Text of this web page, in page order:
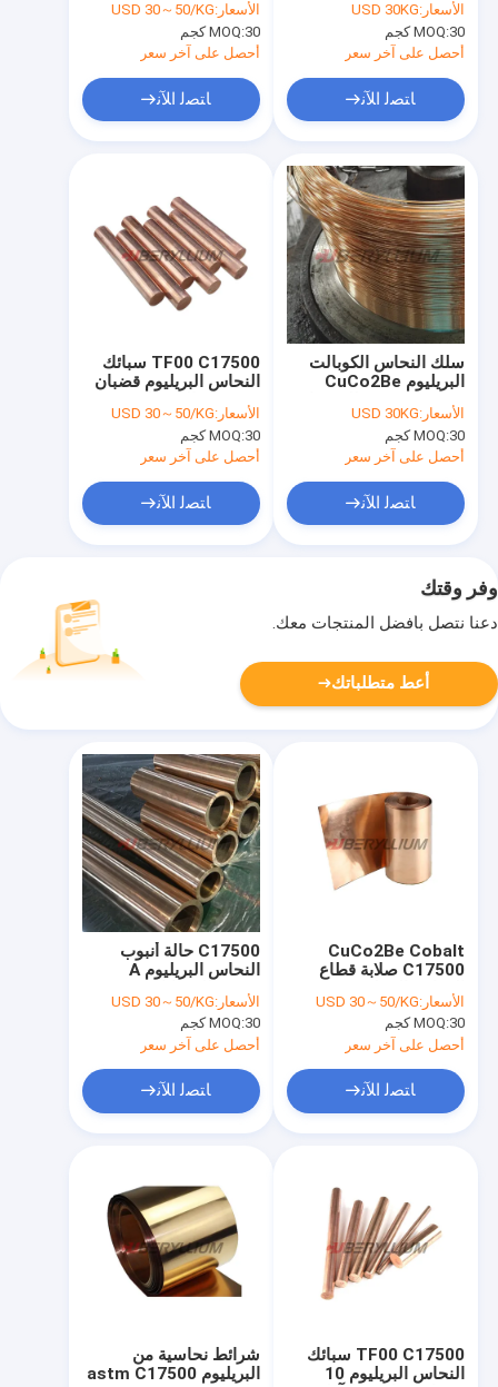
لقطع التتابع
الأسعار:USD 30～50/KG
MOQ:30 كجم
أحصل على آخر سعر
ﺎﺘﺼﻟ ﺍﻶﻧ
الأسعار:USD 30KG
MOQ:30 كجم
أحصل على آخر سعر
ﺎﺘﺼﻟ ﺍﻶﻧ
TF00 C17500 سبائك
النحاس البريليوم قضبان
مستديرة الموصلية
الحرارية عالية
الأسعار:USD 30～50/KG
MOQ:30 كجم
أحصل على آخر سعر
ﺎﺘﺼﻟ ﺍﻶﻧ
سلك النحاس الكوبالت
البريليوم CuCo2Be
الإلكترونية الكهربائية
الأسعار:USD 30KG
MOQ:30 كجم
أحصل على آخر سعر
ﺎﺘﺼﻟ ﺍﻶﻧ
وفر وقتك
دعنا نتصل بأفضل المنتجات معك.
أعط متطلباتك
C17500 حالة أنبوب
النحاس البريليوم A
TB00 للمشابك
الأسعار:USD 30～50/KG
MOQ:30 كجم
أحصل على آخر سعر
ﺎﺘﺼﻟ ﺍﻶﻧ
CuCo2Be Cobalt
C17500 صلابة قطاع
280HV
الأسعار:USD 30～50/KG
MOQ:30 كجم
أحصل على آخر سعر
ﺎﺘﺼﻟ ﺍﻶﻧ
شرائط نحاسية من
البريليوم astm C17500
TF00 C17500 سبائك
النحاس البريليوم 10